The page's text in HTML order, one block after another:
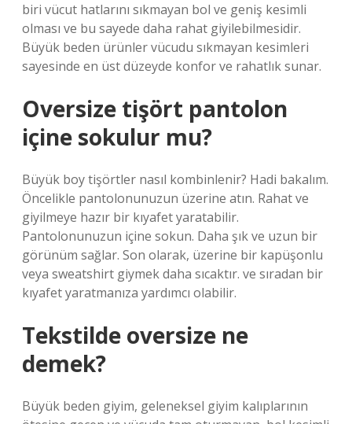
biri vücut hatlarını sıkmayan bol ve geniş kesimli
olması ve bu sayede daha rahat giyilebilmesidir.
Büyük beden ürünler vücudu sıkmayan kesimleri
sayesinde en üst düzeyde konfor ve rahatlık sunar.
Oversize tişört pantolon
içine sokulur mu?
Büyük boy tişörtler nasıl kombinlenir? Hadi bakalım.
Öncelikle pantolonunuzun üzerine atın. Rahat ve
giyilmeye hazır bir kıyafet yaratabilir.
Pantolonunuzun içine sokun. Daha şık ve uzun bir
görünüm sağlar. Son olarak, üzerine bir kapüşonlu
veya sweatshirt giymek daha sıcaktır. ve sıradan bir
kıyafet yaratmanıza yardımcı olabilir.
Tekstilde oversize ne
demek?
Büyük beden giyim, geleneksel giyim kalıplarının